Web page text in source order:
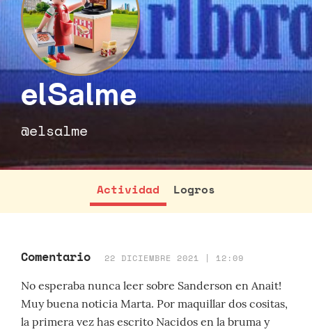
elSalme
@elsalme
Actividad Logros
Comentario 22 DICIEMBRE 2021 | 12:09
No esperaba nunca leer sobre Sanderson en Anait!
Muy buena noticia Marta. Por maquillar dos cositas,
la primera vez has escrito Nacidos en la bruma y